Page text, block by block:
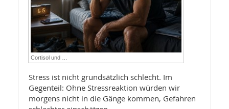
Cortisol und …
Stress ist nicht grundsätzlich schlecht. Im
Gegenteil: Ohne Stressreaktion würden wir
morgens nicht in die Gänge kommen, Gefahren